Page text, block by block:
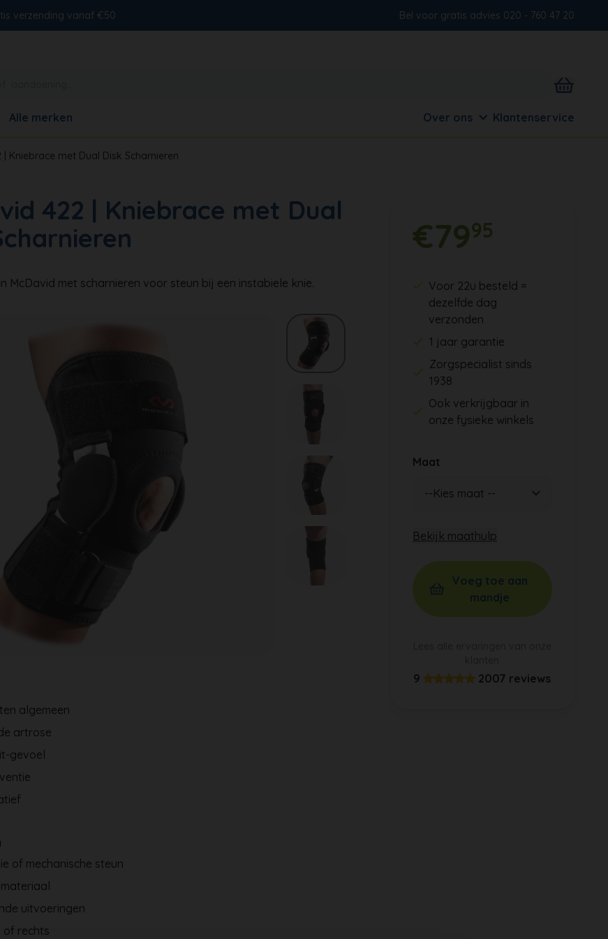
verzending vanaf €50 Bel voor gratis advies 020 - 760 47 20
Alle merken Over ons Klantenservice
| Kniebrace met Dual Disk Scharnieren
422 | Kniebrace met Dual
McDavid met scharnieren voor steun bij een instabiele knie.
algemeen
artrose
gevoel
of mechanische steun
uitvoeringen
of rechts
€7995
Voor 22u besteld =
dezelfde dag
verzonden
1 jaar garantie
Zorgspecialist sinds
1938
Ook verkrijgbaar in
onze fysieke winkels
Maat
Bekijk maathulp
9 2007 reviews